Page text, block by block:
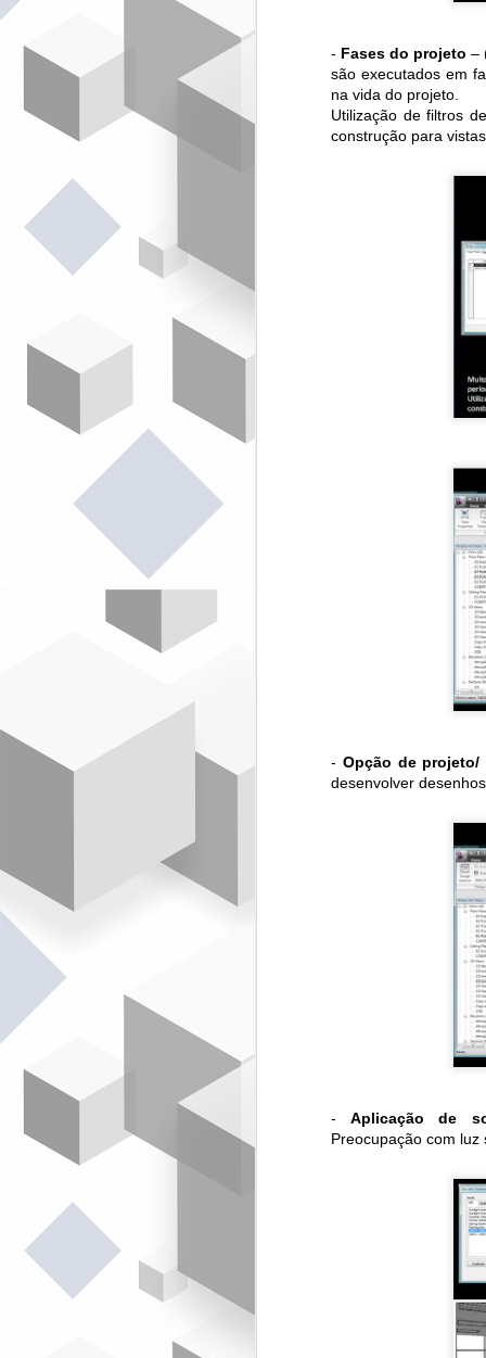
- Fases do projeto–
são executados em
na vida do projeto.
Utilização de filtros
construção para
- Opção de projeto/
desenvolver
-Aplicação de
Preocupação com luz
A